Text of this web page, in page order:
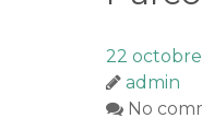
22
admin
No